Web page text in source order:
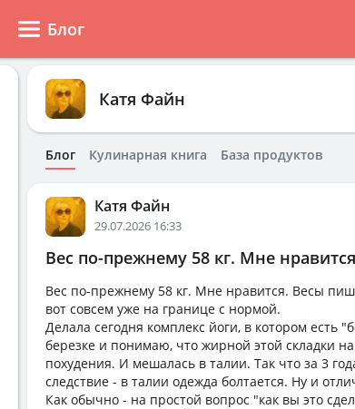
Блог
Катя Файн
Блог Кулинарная книга База продуктов
Катя Файн
29.07.2026 16:33
Вес по-прежнему 58 кг. Мне
Вес по-прежнему 58 кг. Мне нравится. Весы
вот совсем уже на границе с нормой.
Делала сегодня комплекс йоги, в котором есть
березке и понимаю, что жирной этой складки
похудения. И мешалась в талии. Так что за 3
следствие - в талии одежда болтается. Ну и
Как обычно - на простой вопрос "как вы это